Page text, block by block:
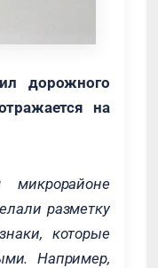
дорожного
на
разметку
которые
Например,